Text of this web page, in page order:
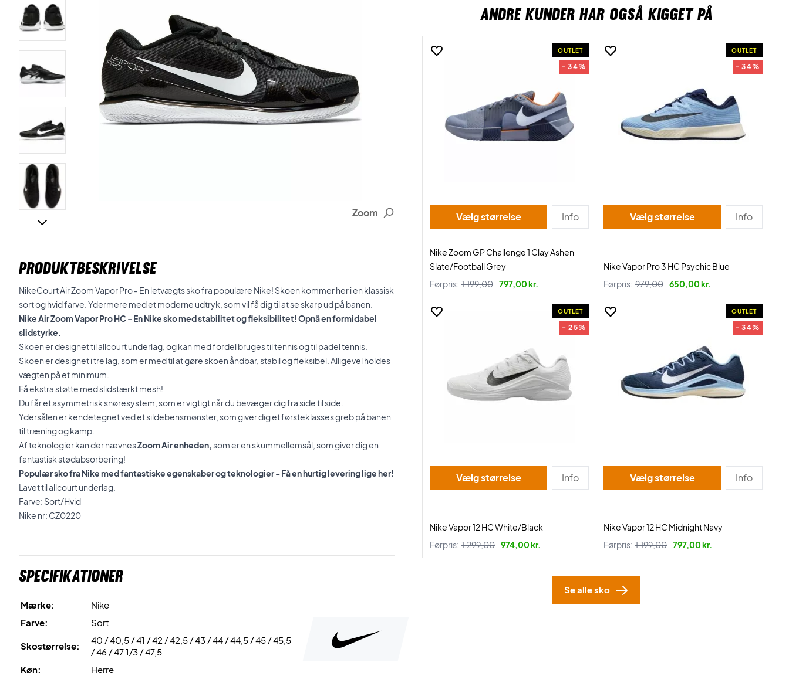
Zoom
PRODUKTBESKRIVELSE
NikeCourt Air Zoom Vapor Pro - En letvægts sko fra populære Nike! Skoen kommer her i en klassisk
sort og hvid farve. Ydermere med et moderne udtryk, som vil få dig til at se skarp ud på banen.
Nike Air Zoom Vapor Pro HC - En Nike sko med stabilitet og fleksibilitet! Opnå en formidabel
slidstyrke.
Skoen er designet til allcourt underlag, og kan med fordel bruges til tennis og til padel tennis.
Skoen er designet i tre lag, som er med til at gøre skoen åndbar, stabil og fleksibel. Alligevel holdes
vægten på et minimum.
Få ekstra støtte med slidstærkt mesh!
Du får et asymmetrisk snøresystem, som er vigtigt når du bevæger dig fra side til side.
Ydersålen er kendetegnet ved et sildebensmønster, som giver dig et førsteklasses greb på banen
til træning og kamp.
Af teknologier kan der nævnesZoom Air enheden, som er en skummellemsål, som giver dig en
fantastisk stødabsorbering!
Populær sko fra Nike med fantastiske egenskaber og teknologier - Få en hurtig levering lige her!
Lavet til allcourt underlag.
Farve: Sort/Hvid
Nike nr: CZ0220
Specifikationer
Mærke:
Nike
Farve:
Sort
Skostørrelse:
40 / 40,5 / 41 / 42 / 42,5 / 43 / 44 / 44,5 / 45 / 45,5
/ 46 / 47 1/3 / 47,5
Køn:
Herre
ANDRE KUNDER HAR OGSÅ KIGGET PÅ
OUTLET
- 34%
Vælg størrelse Info
Nike Zoom GP Challenge 1 Clay Ashen
Slate/Football Grey
Førpris: 1.199,00 797,00 kr.
OUTLET
- 34%
Vælg størrelse Info
Nike Vapor Pro 3 HC Psychic Blue
Førpris: 979,00 650,00 kr.
OUTLET
- 25%
Vælg størrelse Info
Nike Vapor 12 HC White/Black
Førpris: 1.299,00 974,00 kr.
OUTLET
- 34%
Vælg størrelse Info
Nike Vapor 12 HC Midnight Navy
Førpris: 1.199,00 797,00 kr.
Se alle sko